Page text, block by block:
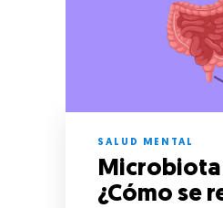
SALUD MENTAL
Microbiota
¿Cómo se